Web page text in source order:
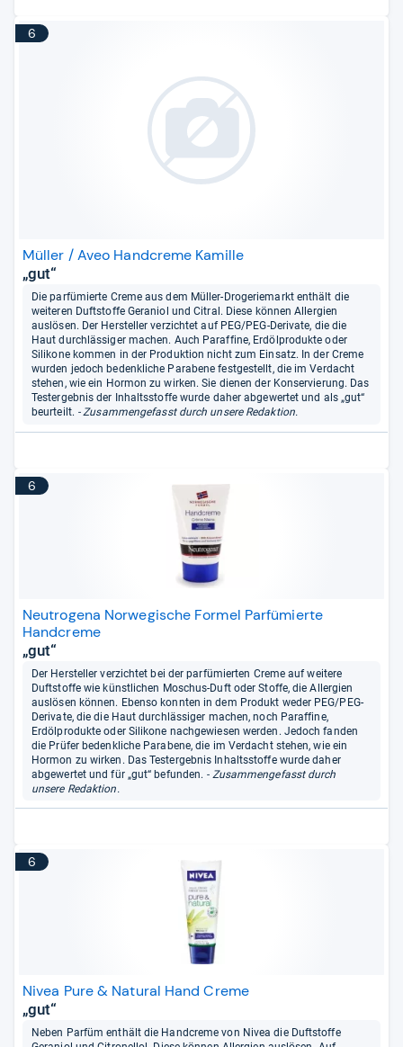
6
Müller / Aveo Handcreme Kamille
„gut“
Die parfümierte Creme aus dem Müller-Drogeriemarkt enthält die
weiteren Duftstoffe Geraniol und Citral. Diese können Allergien
auslösen. Der Hersteller verzichtet auf PEG/PEG-Derivate, die die
Haut durchlässiger machen. Auch Paraffine, Erdölprodukte oder
Silikone kommen in der Produktion nicht zum Einsatz. In der Creme
wurden jedoch bedenkliche Parabene festgestellt, die im Verdacht
stehen, wie ein Hormon zu wirken. Sie dienen der Konservierung. Das
Testergebnis der Inhaltsstoffe wurde daher abgewertet und als „gut“
beurteilt. - Zusammengefasst durch unsere Redaktion.
6
Neutrogena Norwegische Formel Parfümierte
Handcreme
„gut“
Der Hersteller verzichtet bei der parfümierten Creme auf weitere
Duftstoffe wie künstlichen Moschus-Duft oder Stoffe, die Allergien
auslösen können. Ebenso konnten in dem Produkt weder PEG/PEG-
Derivate, die die Haut durchlässiger machen, noch Paraffine,
Erdölprodukte oder Silikone nachgewiesen werden. Jedoch fanden
die Prüfer bedenkliche Parabene, die im Verdacht stehen, wie ein
Hormon zu wirken. Das Testergebnis Inhaltsstoffe wurde daher
abgewertet und für „gut“ befunden. - Zusammengefasst durch
unsere Redaktion.
6
Nivea Pure & Natural Hand Creme
„gut“
Neben Parfüm enthält die Handcreme von Nivea die Duftstoffe